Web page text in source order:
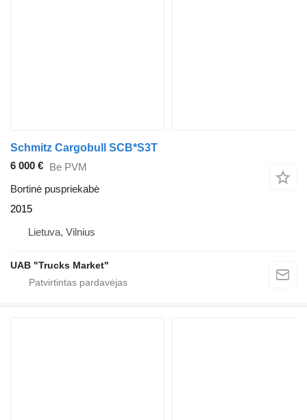
Schmitz Cargobull SCB*S3T
6 000 € Be PVM
Bortinė puspriekabė
2015
Lietuva, Vilnius
UAB "Trucks Market"